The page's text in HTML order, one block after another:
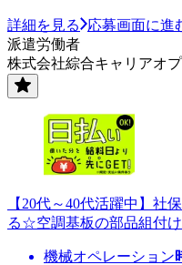
詳細を見る
応募画面に進
派遣労働者
株式会社綜合キャリアオ
【20代～40代活躍中】社
る☆空調基板の部品組付
機械オペレーション